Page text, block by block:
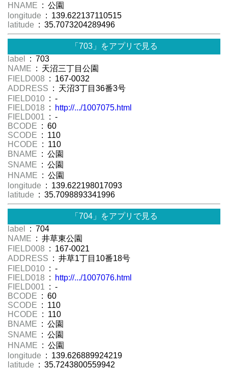
HNAME : 公園
longitude : 139.622137110515
latitude : 35.7073204289496
「703」をアプリで見る
label
: 703
NAME : 天沼三丁目公園
FIELD008 : 167-0032
ADDRESS : 天沼3丁目36番3号
FIELD010 : -
FIELD018 :
http://.../1007075.html
FIELD001 : -
BCODE : 60
SCODE : 110
HCODE : 110
BNAME : 公園
SNAME : 公園
HNAME : 公園
longitude : 139.622198017093
latitude : 35.7098893341996
「704」をアプリで見る
label
: 704
NAME : 井草東公園
FIELD008 : 167-0021
ADDRESS : 井草1丁目10番18号
FIELD010 : -
FIELD018 :
http://.../1007076.html
FIELD001 : -
BCODE : 60
SCODE : 110
HCODE : 110
BNAME : 公園
SNAME : 公園
HNAME : 公園
longitude : 139.626889924219
latitude : 35.7243800559942